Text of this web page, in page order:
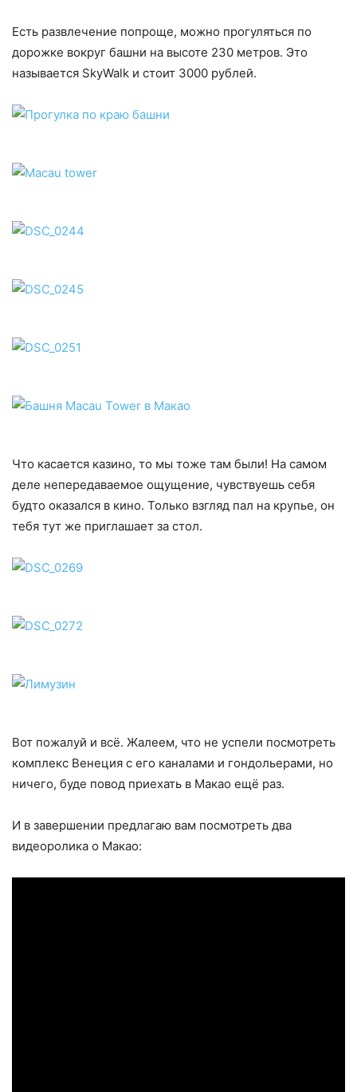
Есть развлечение попроще, можно прогуляться по
дорожке вокруг башни на высоте 230 метров. Это
называется SkyWalk и стоит 3000 рублей.
Что касается казино, то мы тоже там были! На самом
деле непередаваемое ощущение, чувствуешь себя
будто оказался в кино. Только взгляд пал на крупье, он
тебя тут же приглашает за стол.
Вот пожалуй и всё. Жалеем, что не успели посмотреть
комплекс Венеция с его каналами и гондольерами, но
ничего, буде повод приехать в Макао ещё раз.
И в завершении предлагаю вам посмотреть два
видеоролика о Макао: